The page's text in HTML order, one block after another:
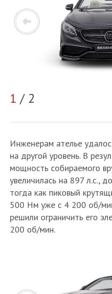
1 / 2
Инженерам ателье
на другой уровень. В
мощность собираемого
увеличилась на 897 л.с.,
тогда как пиковый
500 Нм уже с 4 200 об/
решили ограничить его
200 об/мин.